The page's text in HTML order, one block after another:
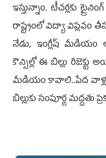
ఇస్తున్నాం. టీచర్లకు
రాష్ట్రంలో విద్యా విప్లవం
నేడు, ఇంగ్లీష్‌ మీడియం
కౌన్సిల్లో ఈ బిల్లు రిజెక్టు
మీడియం కావాలి..పేద
బిల్లుకు సంపూర్ణ మద్దతు